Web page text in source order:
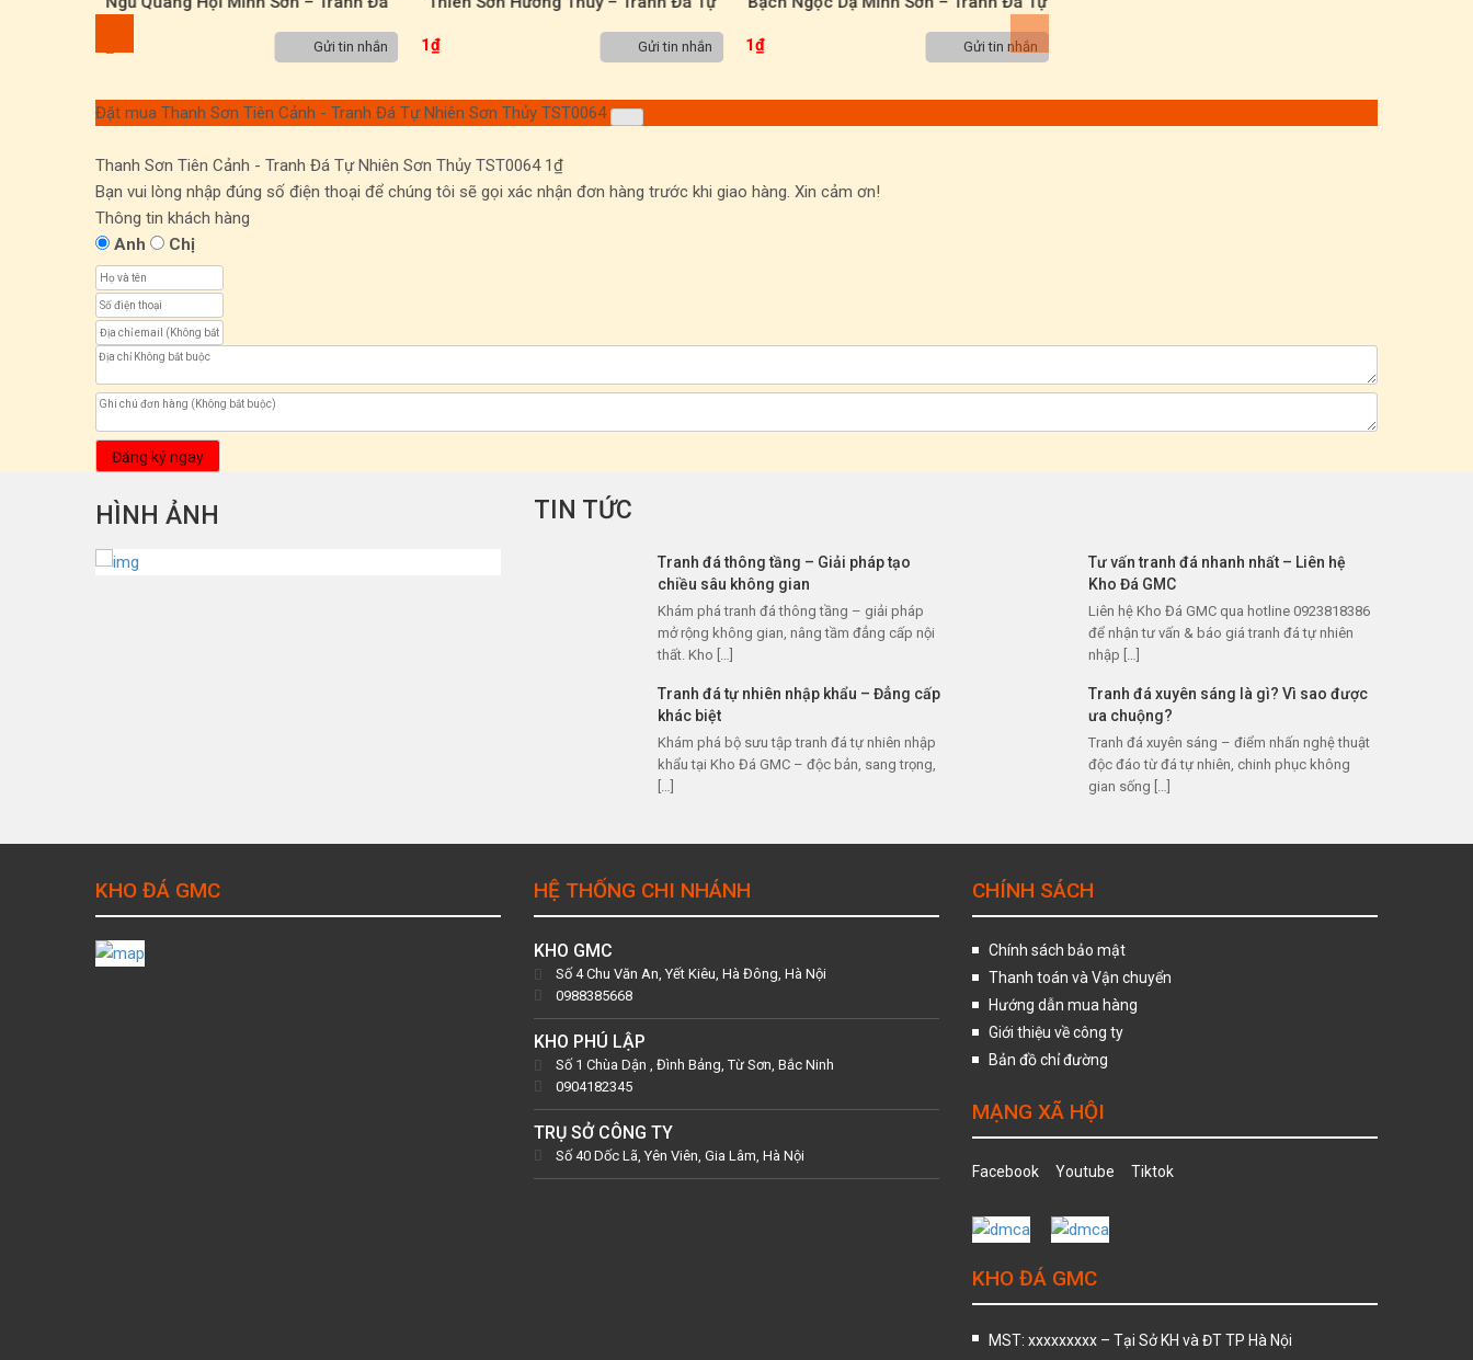
Gửi tin nhắn
1₫ Gửi tin nhắn
1₫ Gửi tin nhắn
Đặt mua Thanh Sơn Tiên Cảnh - Tranh Đá Tự Nhiên Sơn Thủy TST0064
Thanh Sơn Tiên Cảnh - Tranh Đá Tự Nhiên Sơn Thủy TST0064 1₫
Bạn vui lòng nhập đúng số điện thoại để chúng tôi sẽ gọi xác nhận đơn hàng trước khi giao hàng. Xin cảm ơn!
Thông tin khách hàng
Anh
Chị
Đăng ký ngay
HÌNH ẢNH TIN TỨC
Tranh đá thông tầng – Giải pháp tạo
chiều sâu không gian
Khám phá tranh đá thông tầng – giải pháp
mở rộng không gian, nâng tầm đẳng cấp nội
thất. Kho […]
Tư vấn tranh đá nhanh nhất – Liên hệ
Kho Đá GMC
Liên hệ Kho Đá GMC qua hotline 0923818386
để nhận tư vấn & báo giá tranh đá tự nhiên
nhập […]
Tranh đá tự nhiên nhập khẩu – Đẳng cấp
khác biệt
Khám phá bộ sưu tập tranh đá tự nhiên nhập
khẩu tại Kho Đá GMC – độc bản, sang trọng,
Tranh đá xuyên sáng là gì? Vì sao được
ưa chuộng?
Tranh đá xuyên sáng – điểm nhấn nghệ thuật
độc đáo từ đá tự nhiên, chinh phục không
gian sống […]
KHO ĐÁ GMC HỆ THỐNG CHI NHÁNH
KHO GMC
Số 4 Chu Văn An, Yết Kiêu, Hà Đông, Hà Nội
0988385668
KHO PHÚ LẬP
Số 1 Chùa Dận , Đình Bảng, Từ Sơn, Bắc Ninh
0904182345
TRỤ SỞ CÔNG TY
Số 40 Dốc Lã, Yên Viên, Gia Lâm, Hà Nội
CHÍNH SÁCH
Chính sách bảo mật
Thanh toán và Vận chuyển
Hướng dẫn mua hàng
Giới thiệu về công ty
Bản đồ chỉ đường
MẠNG XÃ HỘI
Facebook Youtube Tiktok
KHO ĐÁ GMC
MST: xxxxxxxxx – Tại Sở KH và ĐT TP Hà Nội